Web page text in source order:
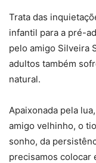
Trata das
infantil para a pré-
pelo amigo Silveira
adultos também
natural.
Apaixonada pela
amigo velhinho, o
sonho, da
precisamos colocar